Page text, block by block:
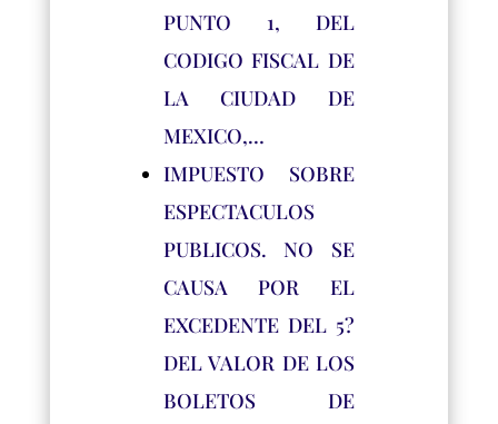
PUNTO 1, DEL
CODIGO FISCAL DE
LA CIUDAD DE
MEXICO,…
IMPUESTO SOBRE
ESPECTACULOS
PUBLICOS. NO SE
CAUSA POR EL
EXCEDENTE DEL 5?
DEL VALOR DE LOS
BOLETOS DE